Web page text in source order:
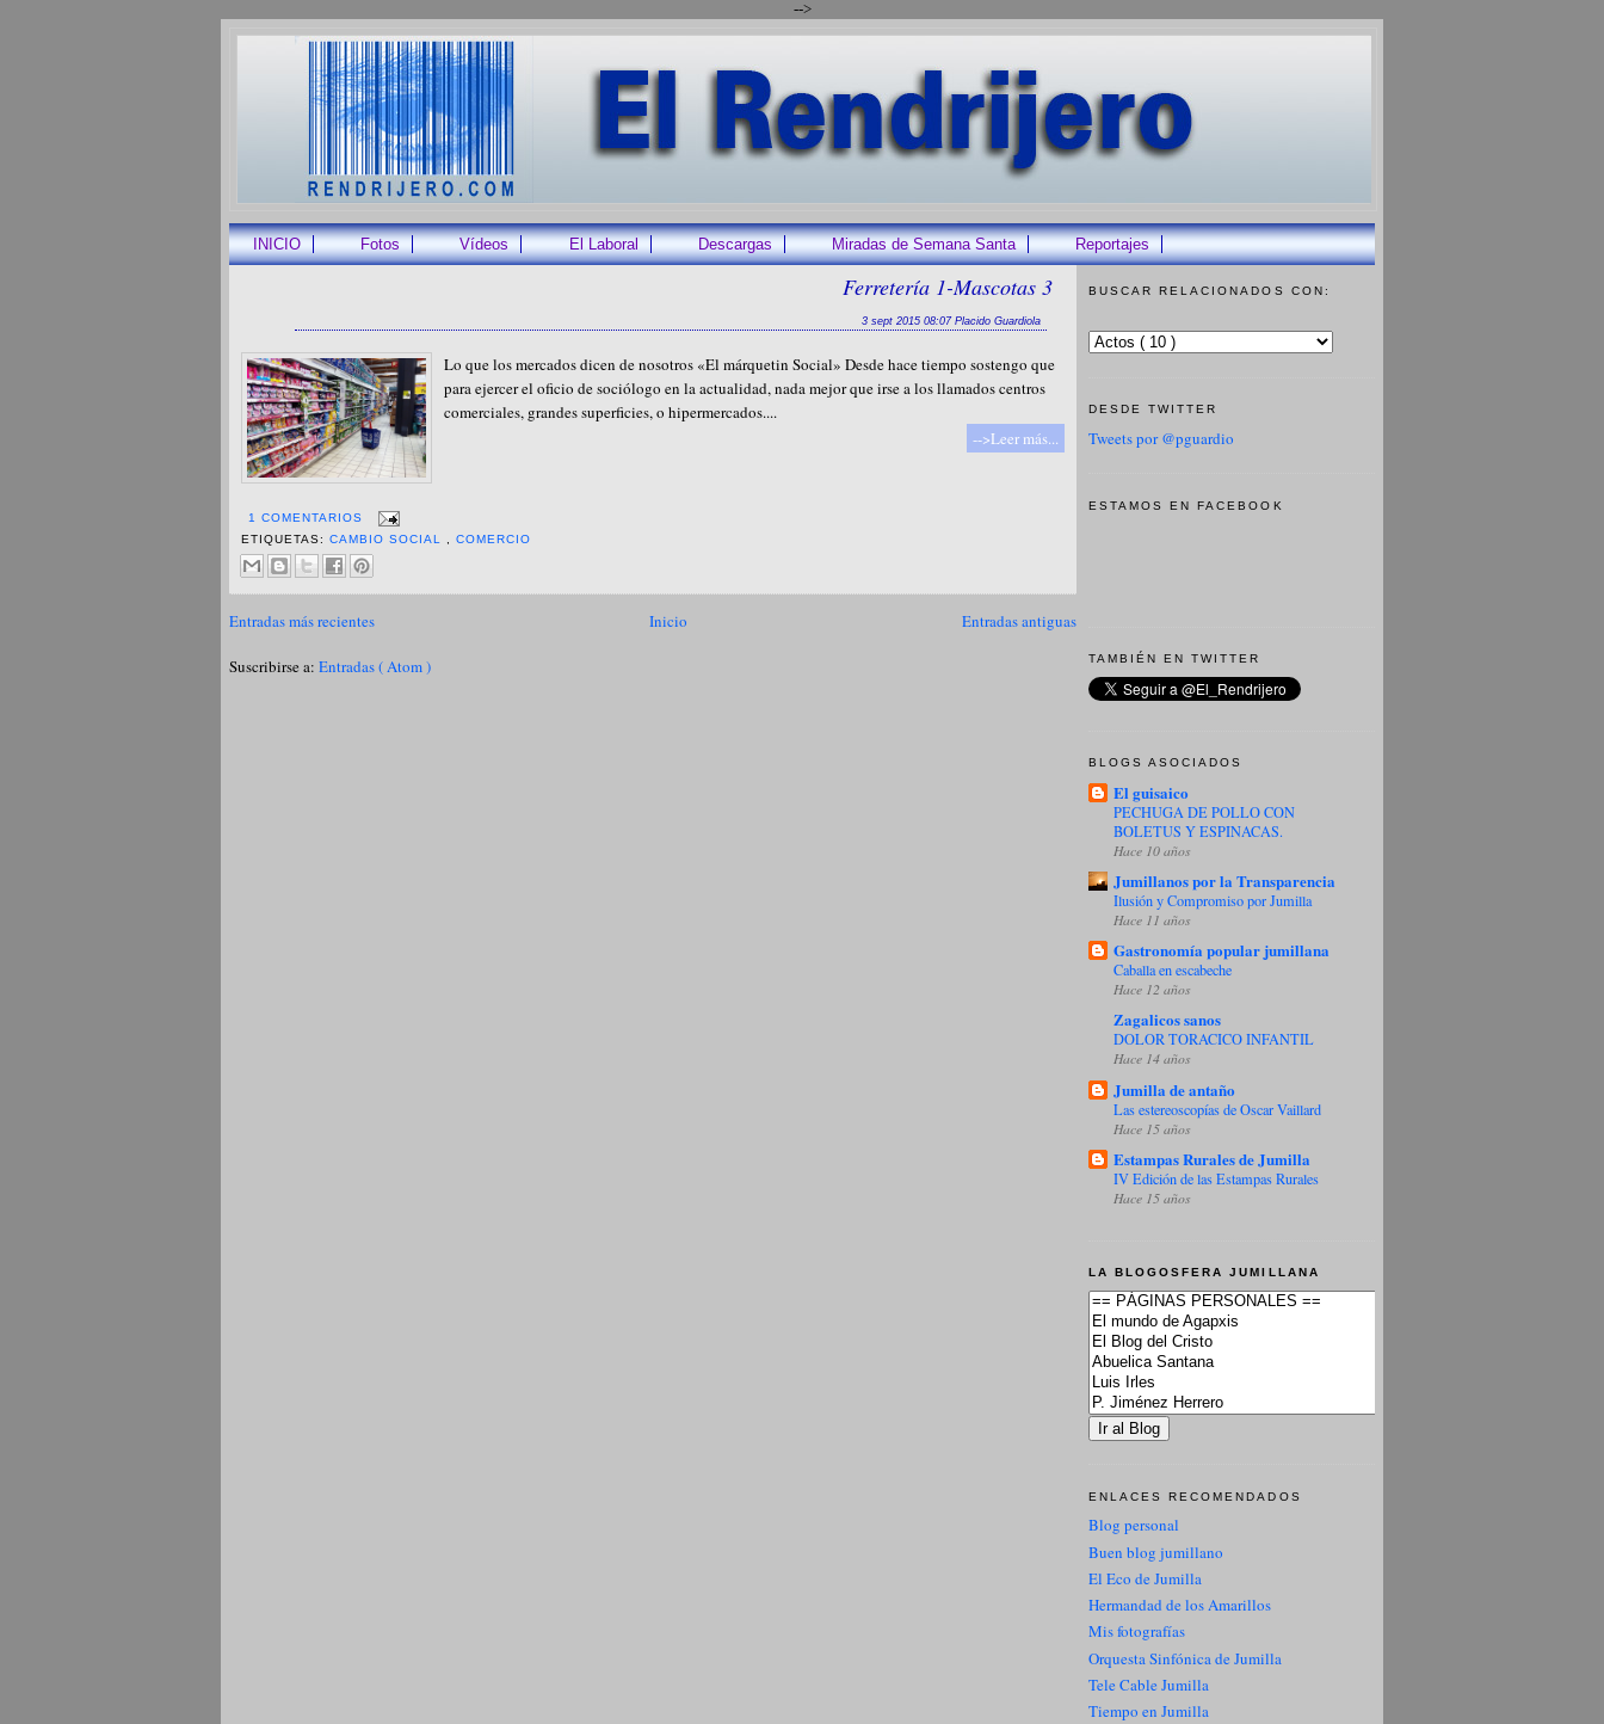
-->
INICIO Fotos Vídeos El Laboral Descargas Miradas de Semana Santa Reportajes
Ferretería 1-Mascotas 3
3 sept 2015 08:07 Placido Guardiola
Lo que los mercados dicen de nosotros «El márquetin Social» Desde hace tiempo sostengo que
para ejercer el oficio de sociólogo en la actualidad, nada mejor que irse a los llamados centros
comerciales, grandes superficies, o hipermercados....
-->Leer más...
1 COMENTARIOS
ETIQUETAS:CAMBIO SOCIAL ,COMERCIO
Entradas más recientes Entradas antiguas
Inicio
Suscribirse a: Entradas ( Atom )
BUSCAR RELACIONADOS CON:
DESDE TWITTER
Tweets por @pguardio
ESTAMOS EN FACEBOOK
TAMBIÉN EN TWITTER
BLOGS ASOCIADOS
El guisaico
PECHUGA DE POLLO CON
BOLETUS Y ESPINACAS.
Hace 10 años
Jumillanos por la Transparencia
Ilusión y Compromiso por Jumilla
Hace 11 años
Gastronomía popular jumillana
Caballa en escabeche
Hace 12 años
Zagalicos sanos
DOLOR TORACICO INFANTIL
Hace 14 años
Jumilla de antaño
Las estereoscopías de Oscar Vaillard
Hace 15 años
Estampas Rurales de Jumilla
IV Edición de las Estampas Rurales
Hace 15 años
LA BLOGOSFERA JUMILLANA
ENLACES RECOMENDADOS
Blog personal
Buen blog jumillano
El Eco de Jumilla
Hermandad de los Amarillos
Mis fotografías
Orquesta Sinfónica de Jumilla
Tele Cable Jumilla
Tiempo en Jumilla